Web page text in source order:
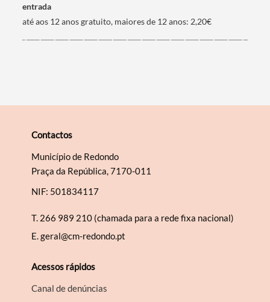
Filtros
entrada
até aos 12 anos gratuito, maiores de 12 anos: 2,20€
Contactos
Município de Redondo
Praça da República, 7170-011
NIF: 501834117
T. 266 989 210 (chamada para a rede fixa nacional)
E.geral@cm-redondo.pt
Acessos rápidos
Canal de denúncias